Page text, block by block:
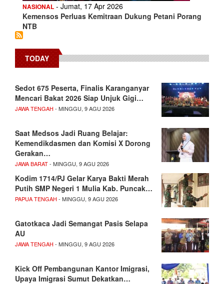
NASIONAL - Jumat, 17 Apr 2026
Kemensos Perluas Kemitraan Dukung Petani Porang
NTB
TODAY
Sedot 675 Peserta, Finalis Karanganyar
Mencari Bakat 2026 Siap Unjuk Gigi…
JAWA TENGAH - MINGGU, 9 AGU 2026
Saat Medsos Jadi Ruang Belajar:
Kemendikdasmen dan Komisi X Dorong
Gerakan…
JAWA BARAT- MINGGU, 9 AGU 2026
Kodim 1714/PJ Gelar Karya Bakti Merah
Putih SMP Negeri 1 Mulia Kab. Puncak…
PAPUA TENGAH - MINGGU, 9 AGU 2026
Gatotkaca Jadi Semangat Pasis Selapa
AU
JAWA TENGAH - MINGGU, 9 AGU 2026
Kick Off Pembangunan Kantor Imigrasi,
Upaya Imigrasi Sumut Dekatkan…